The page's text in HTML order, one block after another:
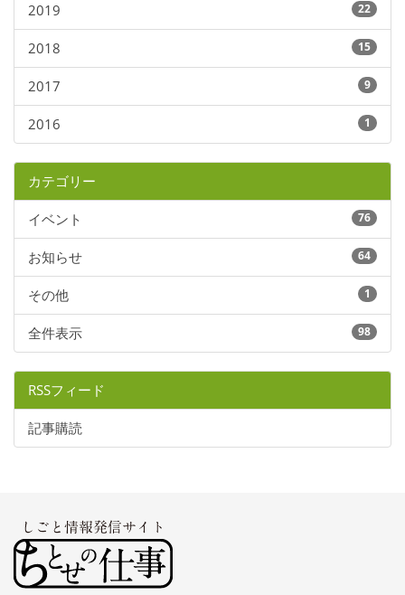
2019 22
2018 15
2017 9
2016 1
カテゴリー
イベント 76
お知らせ 64
その他 1
全件表示 98
RSSフィード
記事購読